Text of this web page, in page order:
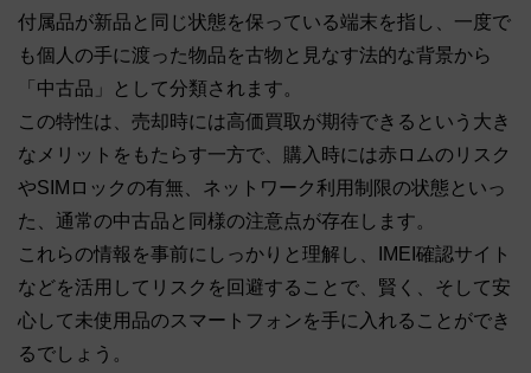
付属品が新品と同じ状態を保っている端末を指し、一度で
も個人の手に渡った物品を古物と見なす法的な背景から
「中古品」として分類されます。
この特性は、売却時には高価買取が期待できるという大き
なメリットをもたらす一方で、購入時には赤ロムのリスク
やSIMロックの有無、ネットワーク利用制限の状態といっ
た、通常の中古品と同様の注意点が存在します。
これらの情報を事前にしっかりと理解し、IMEI確認サイト
などを活用してリスクを回避することで、賢く、そして安
心して未使用品のスマートフォンを手に入れることができ
るでしょう。